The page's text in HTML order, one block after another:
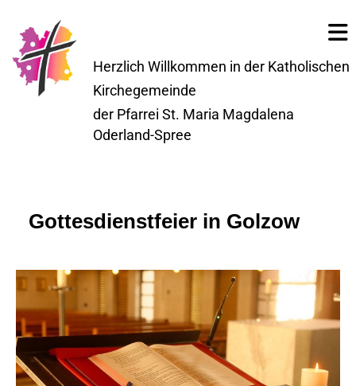
Herzlich Willkommen in der Katholischen
Kirchegemeinde
der Pfarrei St. Maria Magdalena
Oderland-Spree
Gottesdienstfeier in Golzow